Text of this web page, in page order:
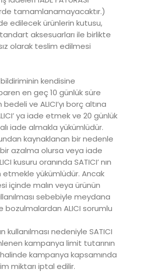
tamamlanamayacaktır.)
edilecek ürünlerin kutusu,
aksesuarları ile birlikte
olarak teslim edilmesi
kendisine
en geç 10 günlük süre
ve ALICI’yı borç altına
ya iade etmek ve 20 günlük
iade almakla yükümlüdür.
kaynaklanan bir nedenle
azalma olursa veya iade
kusuru oranında SATICI’ nın
etmekle yükümlüdür. Ancak
içinde malın veya ürünün
sebebiyle meydana
bozulmalardan ALICI sorumlu
kullanılması nedeniyle SATICI
kampanya limit tutarının
kampanya kapsamında
miktarı iptal edilir.